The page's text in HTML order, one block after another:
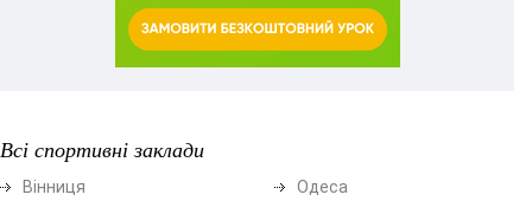
Всі спортивні заклади
Вінниця
Одеса